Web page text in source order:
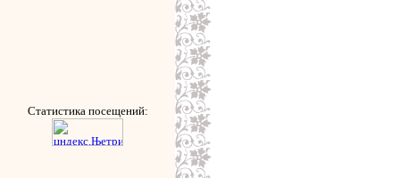
Статистика посещений: